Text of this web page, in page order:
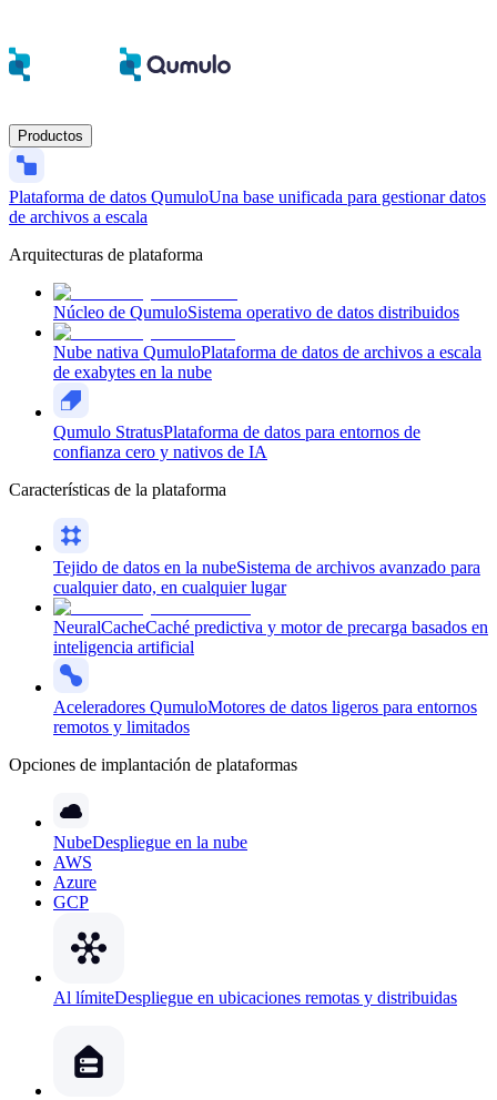
Productos
Plataforma de datos QumuloUna base unificada para gestionar datos
de archivos a escala
Arquitecturas de plataforma
Núcleo de QumuloSistema operativo de datos distribuidos
Nube nativa QumuloPlataforma de datos de archivos a escala
de exabytes en la nube
Qumulo StratusPlataforma de datos para entornos de
confianza cero y nativos de IA
Características de la plataforma
Tejido de datos en la nubeSistema de archivos avanzado para
cualquier dato, en cualquier lugar
NeuralCacheCaché predictiva y motor de precarga basados en
inteligencia artificial
Aceleradores QumuloMotores de datos ligeros para entornos
remotos y limitados
Opciones de implantación de plataformas
NubeDespliegue en la nube
AWS
Azure
GCP
Al límiteDespliegue en ubicaciones remotas y distribuidas